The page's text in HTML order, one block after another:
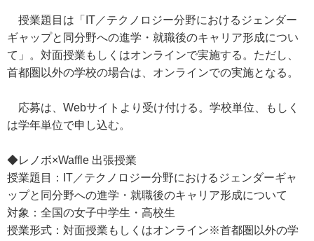
授業題目は「IT／テクノロジー分野におけるジェンダー
ギャップと同分野への進学・就職後のキャリア形成につい
て」。対面授業もしくはオンラインで実施する。ただし、
首都圏以外の学校の場合は、オンラインでの実施となる。
応募は、Webサイトより受け付ける。学校単位、もしく
は学年単位で申し込む。
◆レノボ×Waffle 出張授業
授業題目：IT／テクノロジー分野におけるジェンダーギャ
ップと同分野への進学・就職後のキャリア形成について
対象：全国の女子中学生・高校生
授業形式：対面授業もしくはオンライン※首都圏以外の学